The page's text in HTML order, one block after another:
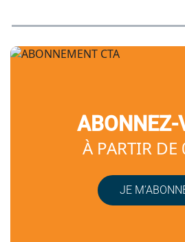
ABONNEZ-
À PARTIR DE
JE